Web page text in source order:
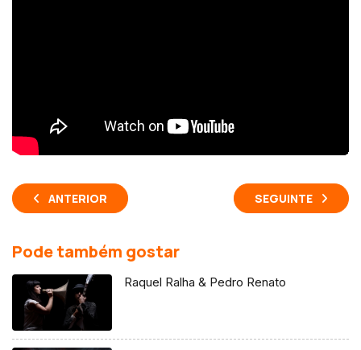
ANTERIOR SEGUINTE
Pode também gostar
Raquel Ralha & Pedro Renato